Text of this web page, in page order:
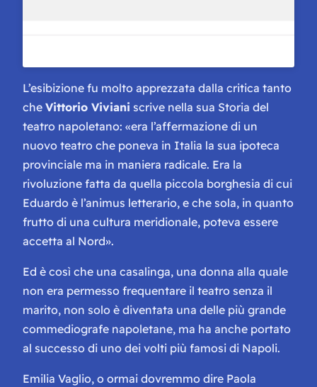
L’esibizione fu molto apprezzata dalla critica tanto
che Vittorio Viviani scrive nella sua Storia del
teatro napoletano: «era l’affermazione di un
nuovo teatro che poneva in Italia la sua ipoteca
provinciale ma in maniera radicale. Era la
rivoluzione fatta da quella piccola borghesia di cui
Eduardo è l’animus letterario, e che sola, in quanto
frutto di una cultura meridionale, poteva essere
accetta al Nord».
Ed è così che una casalinga, una donna alla quale
non era permesso frequentare il teatro senza il
marito, non solo è diventata una delle più grande
commediografe napoletane, ma ha anche portato
al successo di uno dei volti più famosi di Napoli.
Emilia Vaglio, o ormai dovremmo dire Paola